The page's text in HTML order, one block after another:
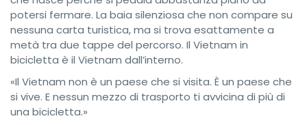
potersi fermare. La baia silenziosa che non compare su
nessuna carta turistica, ma si trova esattamente a
metà tra due tappe del percorso. Il Vietnam in
bicicletta è il Vietnam dall’interno.
«Il Vietnam non è un paese che si visita. È un paese che
si vive. E nessun mezzo di trasporto ti avvicina di più di
una bicicletta.»